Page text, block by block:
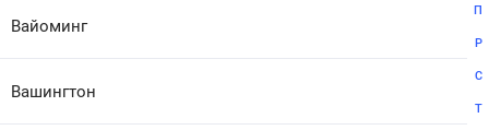
П
Р
С
Т
Вайоминг
Вашингтон